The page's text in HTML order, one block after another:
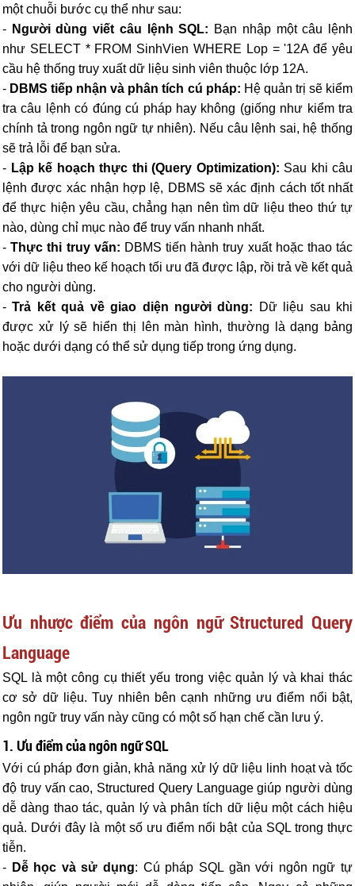
một chuỗi bước cụ thể như sau:
- Người dùng viết câu lệnh SQL: Bạn nhập một câu lệnh
như SELECT * FROM SinhVien WHERE Lop = '12A để yêu
cầu hệ thống truy xuất dữ liệu sinh viên thuộc lớp 12A.
- DBMS tiếp nhận và phân tích cú pháp: Hệ quản trị sẽ kiểm
tra câu lệnh có đúng cú pháp hay không (giống như kiểm tra
chính tả trong ngôn ngữ tự nhiên). Nếu câu lệnh sai, hệ thống
sẽ trả lỗi để bạn sửa.
- Lập kế hoạch thực thi (Query Optimization): Sau khi câu
lệnh được xác nhận hợp lệ, DBMS sẽ xác định cách tốt nhất
để thực hiện yêu cầu, chẳng hạn nên tìm dữ
liệu theo thứ tự
nào, dùng chỉ mục nào để truy vấn nhanh nhất.
-Thực thi truy vấn: DBMS tiến hành truy xuất hoặc thao tác
với dữ liệu theo kế hoạch tối ưu đã được lập, rồi trả về kết quả
cho người dùng.
-Trả kết quả về giao diện người dùng: Dữ liệu sau khi
được xử lý sẽ hiển thị lên màn hình, thường là dạng bảng
hoặc dưới dạng có thể sử dụng tiếp trong ứng dụng.
Ưu nhược điểm của ngôn ngữ Structured Query
Language
SQL là một công cụ thiết yếu trong việc quản lý và khai thác
cơ sở dữ liệu. Tuy nhiên bên cạnh những ưu điểm nổi bật,
ngôn ngữ truy vấn này cũng có một số hạn chế cần lưu ý.
1. Ưu điểm của ngôn ngữ SQL
Với cú pháp đơn giản, khả năng xử lý dữ liệu linh hoạt và tốc
độ truy vấn cao, Structured Query Language giúp người dùng
dễ dàng thao tác, quản lý và phân tích dữ liệu một cách hiệu
quả. Dưới đây là một số ưu điểm nổi bật của SQL trong thực
tiễn.
- Dễ học và sử dụng: Cú pháp SQL gần với ngôn ngữ tự